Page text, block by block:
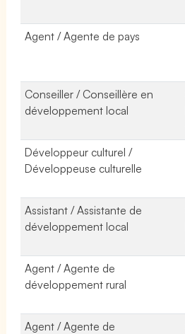
Agent / Agente de pays
Conseiller / Conseillère en
développement local
Développeur culturel /
Développeuse culturelle
Assistant / Assistante de
développement local
Agent / Agente de
développement rural
Agent / Agente de